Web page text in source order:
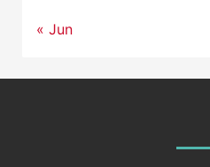
« Jun